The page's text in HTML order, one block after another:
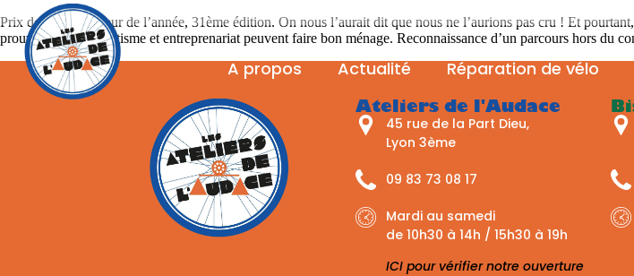
A propos Actualité Réparation de vélo
Prix de l’entrepreneur de l’année, 31ème édition. On nous l’aurait dit que nous ne l’aurions pas cru ! Et
prouvant que militantisme et entreprenariat peuvent faire bon ménage. Reconnaissance d’un parcours hors du
Ateliers de l'Audace
45 rue de la Part Dieu,
Lyon 3ème
09 83 73 08 17
Mardi au samedi
de 10h30 à 14h / 15h30 à 19h
ICI pour vérifier notre ouverture